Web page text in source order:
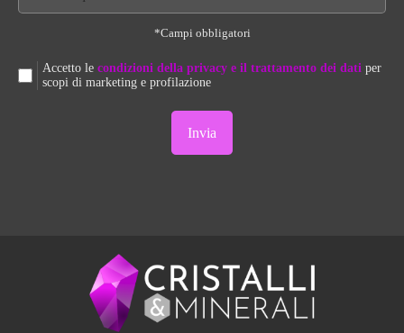
*Campi obbligatori
Accetto le condizioni della privacy e il trattamento dei dati per
scopi di marketing e profilazione